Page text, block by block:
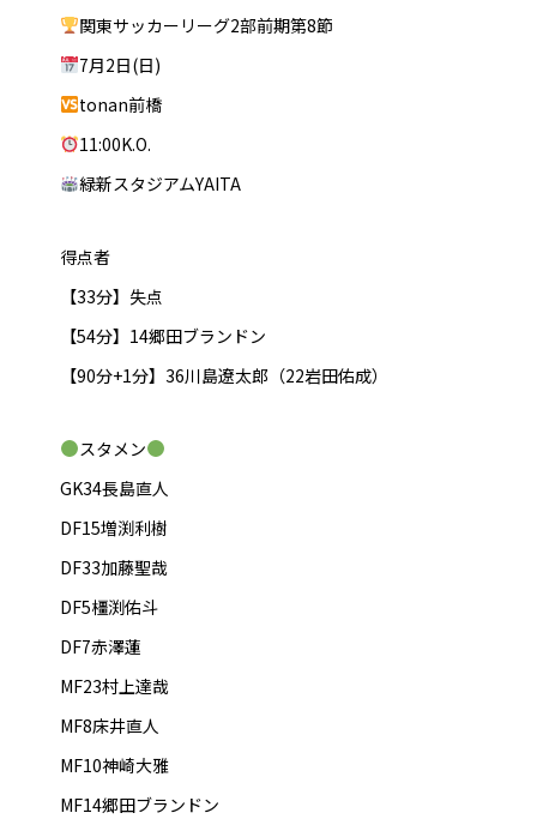
関東サッカーリーグ2部前期第8節
7月2日(日)
tonan前橋
11:00K.O.
緑新スタジアムYAITA
得点者
【33分】失点
【54分】14郷田ブランドン
【90分+1分】36川島遼太郎（22岩田佑成）
スタメン
GK34長島直人
DF15増渕利樹
DF33加藤聖哉
DF5橿渕佑斗
DF7赤澤蓮
MF23村上達哉
MF8床井直人
MF10神崎大雅
MF14郷田ブランドン